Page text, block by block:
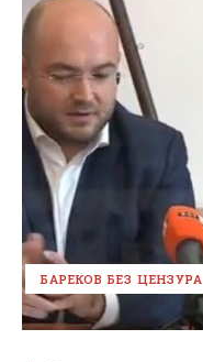
БАРЕКОВ БЕЗ ЦЕНЗУРА